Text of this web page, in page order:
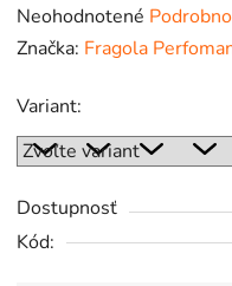
Priemerné
hodnotenie
je
0,0
z
5
hviezdičiek.
Neohodnotené
Značka: Fragola
Variant:
Dostupnosť
Kód: